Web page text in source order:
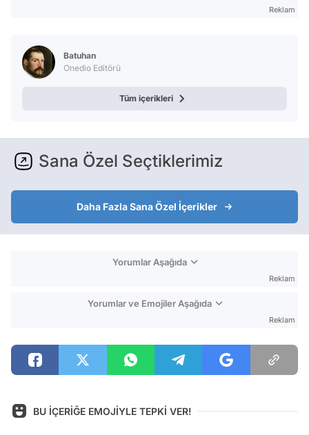
Reklam
Batuhan
Onedio Editörü
Tüm içerikleri
Sana Özel Seçtiklerimiz
Daha Fazla Sana Özel İçerikler
Yorumlar Aşağıda
Reklam
Yorumlar ve Emojiler Aşağıda
Reklam
BU İÇERİĞE EMOJİYLE TEPKİ VER!